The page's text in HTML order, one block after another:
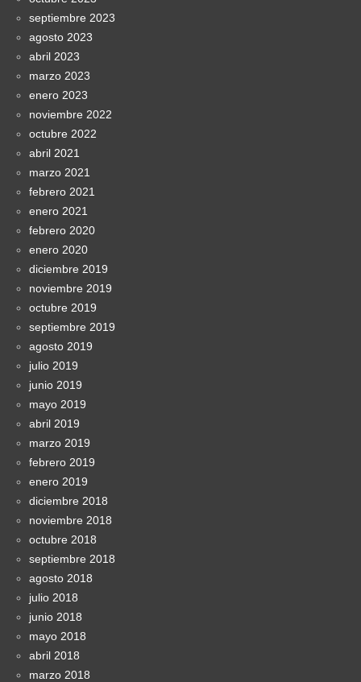
septiembre 2023
agosto 2023
abril 2023
marzo 2023
enero 2023
noviembre 2022
octubre 2022
abril 2021
marzo 2021
febrero 2021
enero 2021
febrero 2020
enero 2020
diciembre 2019
noviembre 2019
octubre 2019
septiembre 2019
agosto 2019
julio 2019
junio 2019
mayo 2019
abril 2019
marzo 2019
febrero 2019
enero 2019
diciembre 2018
noviembre 2018
octubre 2018
septiembre 2018
agosto 2018
julio 2018
junio 2018
mayo 2018
abril 2018
marzo 2018